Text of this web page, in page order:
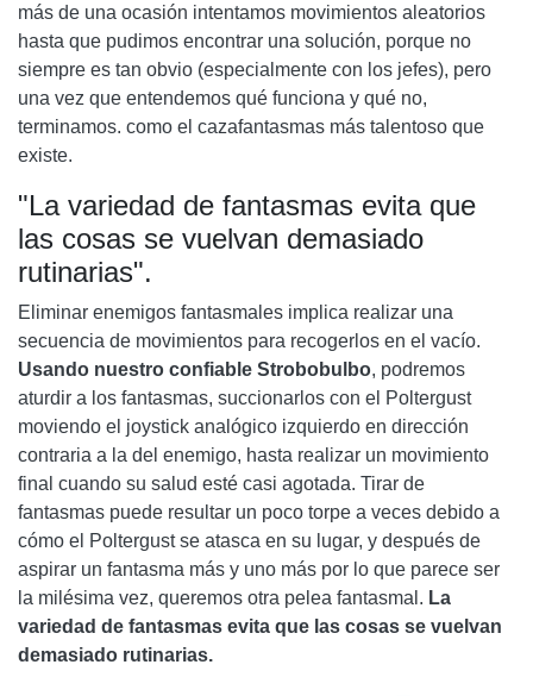
más de una ocasión intentamos movimientos aleatorios
hasta que pudimos encontrar una solución, porque no
siempre es tan obvio (especialmente con los jefes), pero
una vez que entendemos qué funciona y qué no,
terminamos. como el cazafantasmas más talentoso que
existe.
"La variedad de fantasmas evita que
las cosas se vuelvan demasiado
rutinarias".
Eliminar enemigos fantasmales implica realizar una
secuencia de movimientos para recogerlos en el vacío.
Usando nuestro confiable Strobobulbo, podremos
aturdir a los fantasmas, succionarlos con el Poltergust
moviendo el joystick analógico izquierdo en dirección
contraria a la del enemigo, hasta realizar un movimiento
final cuando su salud esté casi agotada. Tirar de
fantasmas puede resultar un poco torpe a veces debido a
cómo el Poltergust se atasca en su lugar, y después de
aspirar un fantasma más y uno más por lo que parece ser
la milésima vez, queremos otra pelea fantasmal. La
variedad de fantasmas evita que las cosas se vuelvan
demasiado rutinarias.